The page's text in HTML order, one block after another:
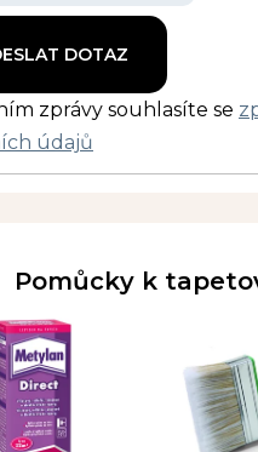
zprávy souhlasíte se
údajů
Pomůcky k